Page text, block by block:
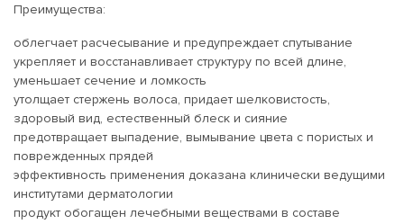
Преимущества:
облегчает расчесывание и предупреждает спутывание
укрепляет и восстанавливает структуру по всей длине,
уменьшает сечение и ломкость
утолщает стержень волоса, придает шелковистость,
здоровый вид, естественный блеск и сияние
предотвращает выпадение, вымывание цвета с пористых и
поврежденных прядей
эффективность применения доказана клинически ведущими
институтами дерматологии
продукт обогащен лечебными веществами в составе